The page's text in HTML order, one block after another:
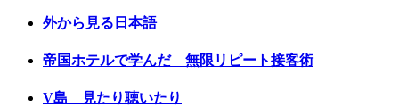
外から見る日本語
帝国ホテルで学んだ 無限リピート接客術
V島 見たり聴いたり